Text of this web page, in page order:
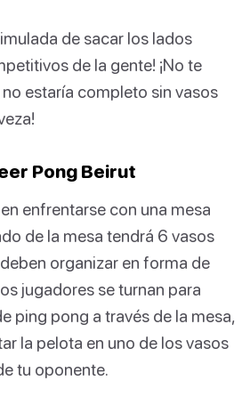
de sacar los lados
de la gente! ¡No te
estaría completo sin vasos
Pong Beirut
enfrentarse con una mesa
de la mesa tendrá 6 vasos
organizar en forma de
jugadores se turnan para
ping pong a través de la mesa,
la pelota en uno de los vasos
tu oponente.